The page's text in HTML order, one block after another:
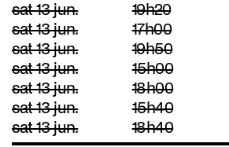
sat 13 jun. 19h20
sat 13 jun. 17h00
sat 13 jun. 19h50
sat 13 jun. 15h00
sat 13 jun. 18h00
sat 13 jun. 15h40
sat 13 jun. 18h40